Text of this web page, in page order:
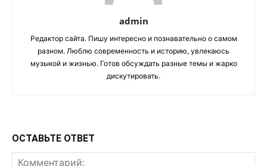
admin
Редактор сайта. Пишу интересно и познавательно о самом
разном. Люблю современность и историю, увлекаюсь
музыкой и жизнью. Готов обсуждать разные темы и жарко
дискутировать.
ОСТАВЬТЕ ОТВЕТ